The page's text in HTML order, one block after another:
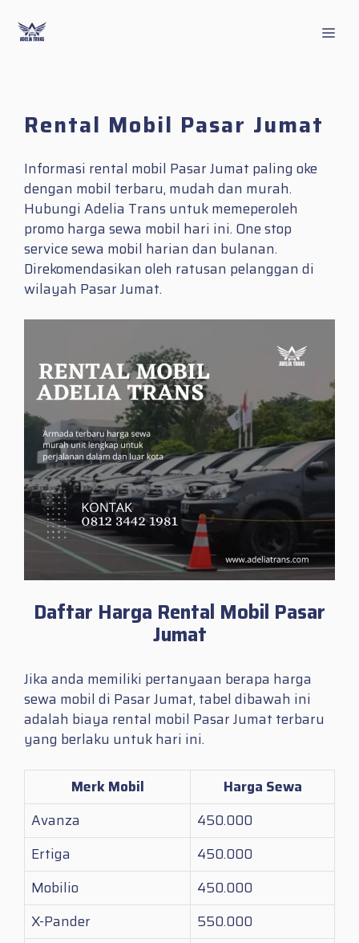
content
Rental Mobil Pasar Jumat
Informasi rental mobil Pasar Jumat paling oke
dengan mobil terbaru, mudah dan murah.
Hubungi Adelia Trans untuk memeperoleh
promo harga sewa mobil hari ini. One stop
service sewa mobil harian dan bulanan.
Direkomendasikan oleh ratusan pelanggan di
wilayah Pasar Jumat.
Daftar Harga Rental Mobil Pasar
Jumat
Jika anda memiliki pertanyaan berapa harga
sewa mobil di Pasar Jumat, tabel dibawah ini
adalah biaya rental mobil Pasar Jumat terbaru
yang berlaku untuk hari ini.
Merk Mobil
Harga Sewa
Avanza
450.000
Ertiga
450.000
Mobilio
450.000
X-Pander
550.000